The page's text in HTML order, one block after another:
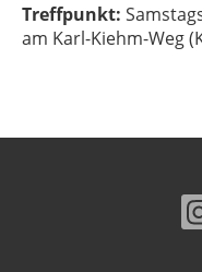
Treffpunkt:
am Karl-Kiehm-Weg